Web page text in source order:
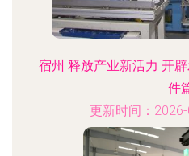
宿州 释放产业新活力 开
件
更新时间：